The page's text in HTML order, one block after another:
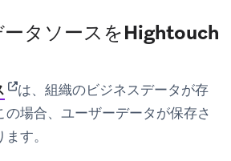
ータソースをHightouch
(opens in new tab)
は、組織のビジネスデータが存
場合、ユーザーデータが保存さ
す。